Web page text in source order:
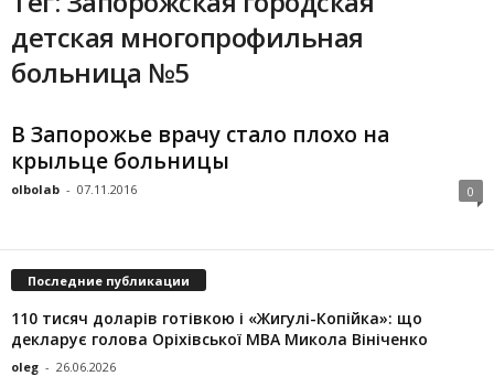
детская многопрофильная
больница №5
В Запорожье врачу стало плохо на
крыльце больницы
olbolab - 07.11.2016 0
Последние публикации
110 тисяч доларів готівкою і «Жигулі-Копійка»: що
декларує голова Оріхівської МВА Микола Вініченко
oleg - 26.06.2026